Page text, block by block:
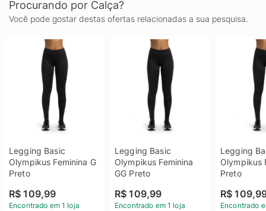
Procurando por Calça?
Você pode gostar destas ofertas relacionadas a sua pesquisa.
Legging Basic
Olympikus Feminina G
Preto
R$ 109,99
Encontrado em 1 loja
Legging Basic
Olympikus Feminina
GG Preto
R$ 109,99
Encontrado em 1 loja
Legging
Olympikus
Preto
R$
Encontrado